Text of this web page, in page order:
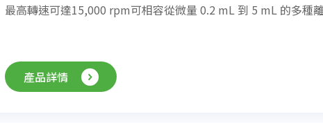
最高轉速可達15,000 rpm可相容從微量 0.2 mL 到 5 mL 的多種
產品詳情